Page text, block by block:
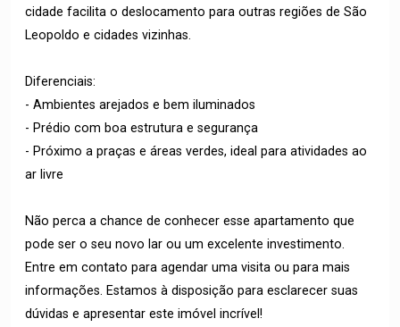
cidade facilita o deslocamento para outras regiões de São
Leopoldo e cidades vizinhas.
Diferenciais:
- Ambientes arejados e bem iluminados
- Prédio com boa estrutura e segurança
- Próximo a praças e áreas verdes, ideal para atividades ao
ar livre
Não perca a chance de conhecer esse apartamento que
pode ser o seu novo lar ou um excelente investimento.
Entre em contato para agendar uma visita ou para mais
informações. Estamos à disposição para esclarecer suas
dúvidas e apresentar este imóvel incrível!